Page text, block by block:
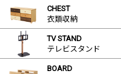
CHEST
衣類収納
TV STAND
テレビスタンド
BOARD